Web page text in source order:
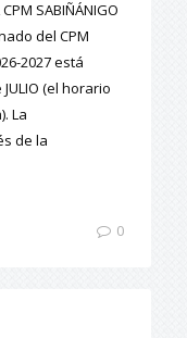
SABIÑÁNIGO
del CPM
2027 está
(el horario
La
de la
0